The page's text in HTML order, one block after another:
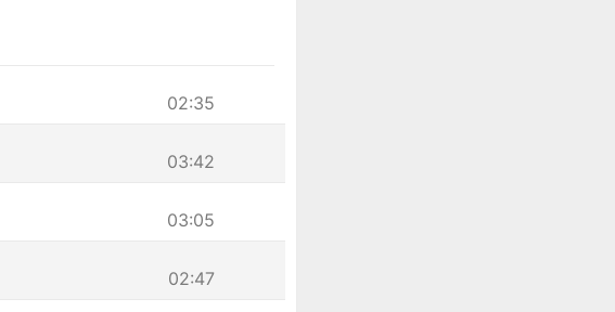
02:35
03:42
03:05
02:47